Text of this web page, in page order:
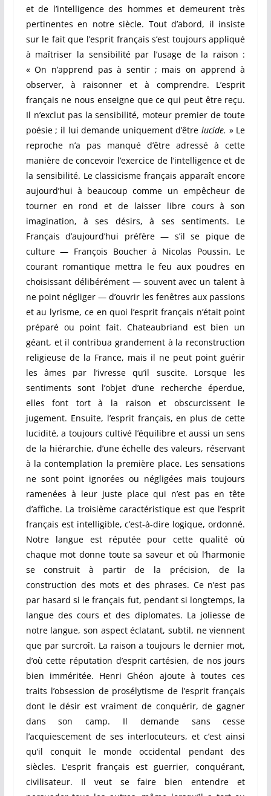
et de l’intelligence des hommes et demeurent très
pertinentes en notre siècle. Tout d’abord, il insiste
sur le fait que l’esprit français s’est toujours appliqué
à maîtriser la sensibilité par l’usage de la raison :
« On n’apprend pas à sentir ; mais on apprend à
observer, à raisonner et à comprendre. L’esprit
français ne nous enseigne que ce qui peut être reçu.
Il n’exclut pas la sensibilité, moteur premier de toute
poésie ; il lui demande uniquement d’êtrelucide. » Le
reproche n’a pas manqué d’être adressé à cette
manière de concevoir l’exercice de l’intelligence et de
la sensibilité. Le classicisme français apparaît encore
aujourd’hui à beaucoup comme un empêcheur de
tourner en rond et de laisser libre cours à son
imagination, à ses désirs, à ses sentiments. Le
Français d’aujourd’hui préfère — s’il se pique de
culture — François Boucher à Nicolas Poussin. Le
courant romantique mettra le feu aux poudres en
choisissant délibérément — souvent avec un talent à
ne point négliger — d’ouvrir les fenêtres aux passions
et au lyrisme, ce en quoi l’esprit français n’était point
préparé ou point fait. Chateaubriand est bien un
géant, et il contribua grandement à la reconstruction
religieuse de la France, mais il ne peut point guérir
les âmes par l’ivresse qu’il suscite. Lorsque les
sentiments sont l’objet d’une recherche éperdue,
elles font tort à la raison et obscurcissent le
jugement. Ensuite, l’esprit français, en plus de cette
lucidité, a toujours cultivé l’équilibre et aussi un sens
de la hiérarchie, d’une échelle des valeurs, réservant
à la contemplation la première place. Les sensations
ne sont point ignorées ou négligées mais toujours
ramenées à leur juste place qui n’est pas en tête
d’affiche. La troisième caractéristique est que l’esprit
français est intelligible, c’est-à-dire logique, ordonné.
Notre langue est réputée pour cette qualité où
chaque mot donne toute sa saveur et où l’harmonie
se construit à partir de la précision, de la
construction des mots et des phrases. Ce n’est pas
par hasard si le français fut, pendant si longtemps, la
langue des cours et des diplomates. La joliesse de
notre langue, son aspect éclatant, subtil, ne viennent
que par surcroît. La raison a toujours le dernier mot,
d’où cette réputation d’esprit cartésien, de nos jours
bien imméritée. Henri Ghéon ajoute à toutes ces
traits l’obsession de prosélytisme de l’esprit français
dont le désir est vraiment de conquérir, de gagner
dans son camp. Il demande sans cesse
l’acquiescement de ses interlocuteurs, et c’est ainsi
qu’il conquit le monde occidental pendant des
siècles. L’esprit français est guerrier, conquérant,
civilisateur. Il veut se faire bien entendre et